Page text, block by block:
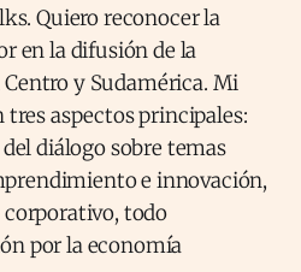
Quiero reconocer la
en la difusión de la
y Sudamérica. Mi
tres aspectos principales:
diálogo sobre temas
e innovación,
todo
por la economía